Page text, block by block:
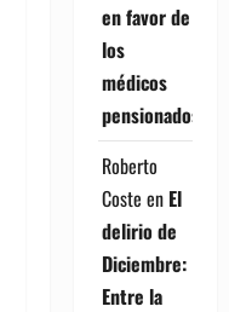
en favor de
los
médicos
pensionados
Roberto
Coste en El
delirio de
Diciembre:
Entre la